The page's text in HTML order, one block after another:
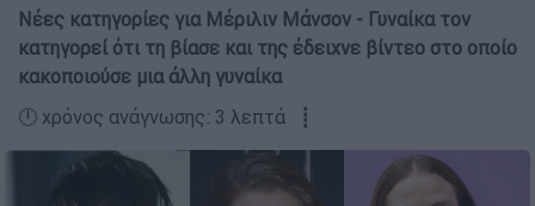
Νέες κατηγορίες για Μέριλιν Μάνσον - Γυναίκα τον
κατηγορεί ότι τη βίασε και της έδειχνε βίντεο στο οποίο
κακοποιούσε μια άλλη γυναίκα
🕛 χρόνος ανάγνωσης: 3 λεπτά ┋